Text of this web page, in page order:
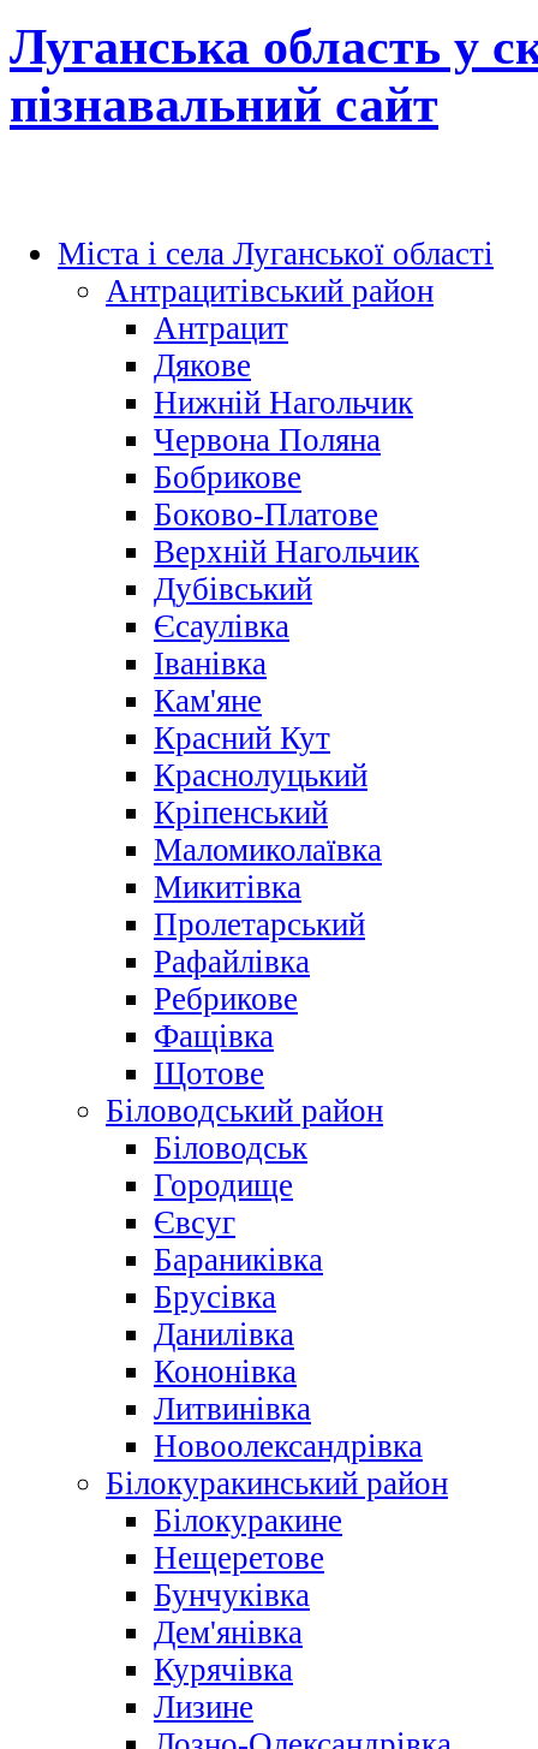
Луганська область у
пізнавальний сайт
Міста і села Луганської області
Антрацитівський район
Антрацит
Дякове
Нижній Нагольчик
Червона Поляна
Бобрикове
Боково-Платове
Верхній Нагольчик
Дубівський
Єсаулівка
Іванівка
Кам'яне
Красний Кут
Краснолуцький
Кріпенський
Маломиколаївка
Микитівка
Пролетарський
Рафайлівка
Ребрикове
Фащівка
Щотове
Біловодський район
Біловодськ
Городище
Євсуг
Бараниківка
Брусівка
Данилівка
Кононівка
Литвинівка
Новоолександрівка
Білокуракинський район
Білокуракине
Нещеретове
Бунчуківка
Дем'янівка
Курячівка
Лизине